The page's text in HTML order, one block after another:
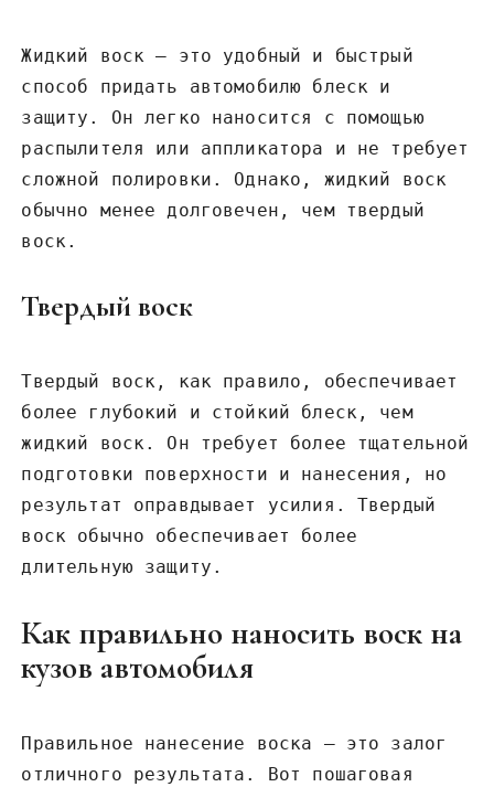
Жидкий воск – это удобный и быстрый
способ придать автомобилю блеск и
защиту. Он легко наносится с помощью
распылителя или аппликатора и не требует
сложной полировки. Однако, жидкий воск
обычно менее долговечен, чем твердый
воск.
Твердый воск
Твердый воск, как правило, обеспечивает
более глубокий и стойкий блеск, чем
жидкий воск. Он требует более тщательной
подготовки поверхности и нанесения, но
результат оправдывает усилия. Твердый
воск обычно обеспечивает более
длительную защиту.
Как правильно наносить воск на
кузов автомобиля
Правильное нанесение воска – это залог
отличного результата. Вот пошаговая